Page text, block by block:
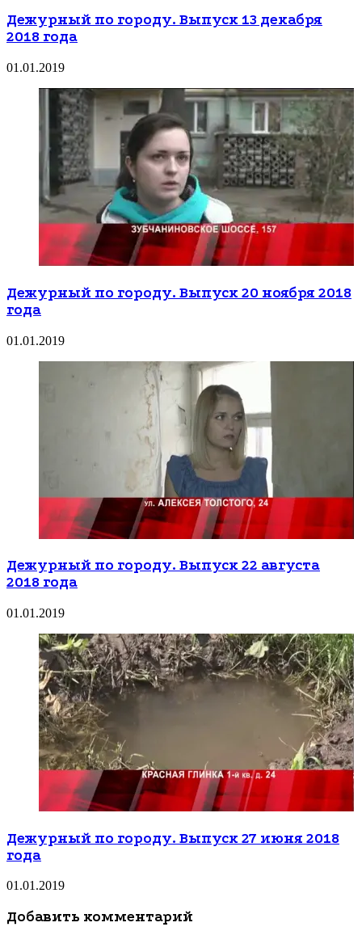
Дежурный по городу. Выпуск 13 декабря
2018 года
01.01.2019
Дежурный по городу. Выпуск 20 ноября 2018
года
01.01.2019
Дежурный по городу. Выпуск 22 августа
2018 года
01.01.2019
Дежурный по городу. Выпуск 27 июня 2018
года
01.01.2019
Добавить комментарий